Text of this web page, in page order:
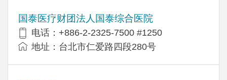
国泰医疗财团法人国泰综合医院
电话：+886-2-2325-7500 #1250
地址：台北市仁爱路四段280号